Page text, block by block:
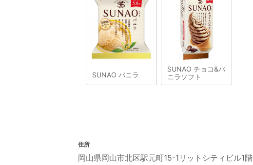
SUNAO バニラ
SUNAO チョコ&バ
ニラソフト
住所
岡山県岡山市北区駅元町15-1リットシティビル1階